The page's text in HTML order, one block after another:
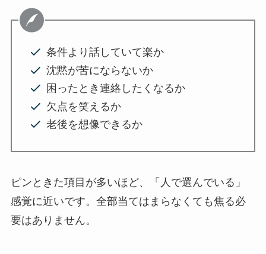
条件より話していて楽か
沈黙が苦にならないか
困ったとき連絡したくなるか
欠点を笑えるか
老後を想像できるか
ピンときた項目が多いほど、「人で選んでいる」
感覚に近いです。全部当てはまらなくても焦る必
要はありません。